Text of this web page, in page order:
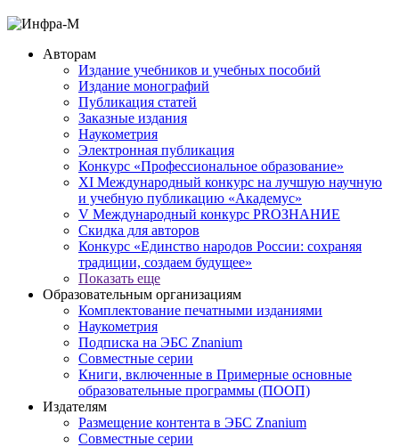
Авторам
Издание учебников и учебных пособий
Издание монографий
Публикация статей
Заказные издания
Наукометрия
Электронная публикация
Конкурс «Профессиональное образование»
XI Международный конкурс на лучшую научную
и учебную публикацию «Академус»
V Международный конкурс PROЗНАНИЕ
Скидка для авторов
Конкурс «Единство народов России: сохраняя
традиции, создаем будущее»
Показать еще
Образовательным организациям
Комплектование печатными изданиями
Наукометрия
Подписка на ЭБС Znanium
Совместные серии
Книги, включенные в Примерные основные
образовательные программы (ПООП)
Издателям
Размещение контента в ЭБС Znanium
Совместные серии